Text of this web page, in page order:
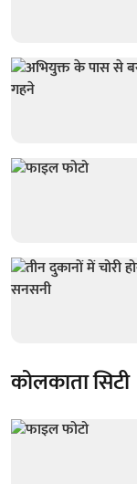
कोलकाता सिटी